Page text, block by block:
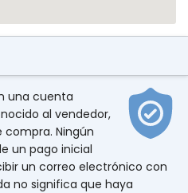
una cuenta
al vendedor,
Ningún
un pago inicial
un correo electrónico con
no significa que haya